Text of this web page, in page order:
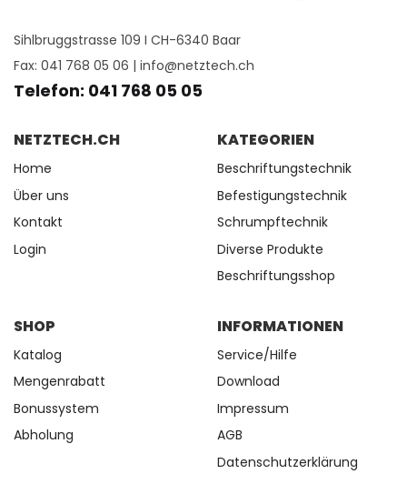
Sihlbruggstrasse 109 I CH-6340 Baar
Fax: 041 768 05 06 | info@netztech.ch
Telefon: 041 768 05 05
NETZTECH.CH
Home
Über uns
Kontakt
Login
KATEGORIEN
Beschriftungstechnik
Befestigungstechnik
Schrumpftechnik
Diverse Produkte
Beschriftungsshop
SHOP
Katalog
Mengenrabatt
Bonussystem
Abholung
INFORMATIONEN
Service/Hilfe
Download
Impressum
AGB
Datenschutzerklärung